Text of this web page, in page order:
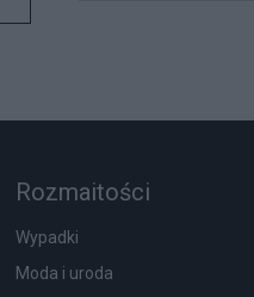
Rozmaitości
Wypadki
Moda i uroda